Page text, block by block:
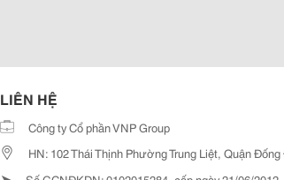
LIÊN HỆ
Công ty Cổ phần VNP Group
HN: 102 Thái Thịnh Phường Trung Liệt, Quận